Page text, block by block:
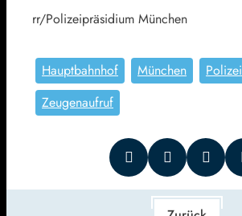
rr/Polizeipräsidium München
Hauptbahnhof München Polizei
Zeugenaufruf